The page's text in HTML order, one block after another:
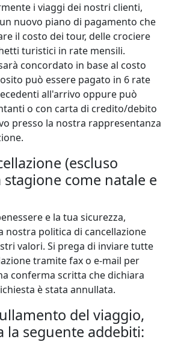
i viaggi dei nostri clienti,
nuovo piano di pagamento che
il costo dei tour, delle crociere
turistici in rate mensili.
concordato in base al costo
può essere pagato in 6 rate
all'arrivo oppure può
o con carta di credito/debito
presso la nostra rappresentanza
(escluso
come natale e
e la tua sicurezza,
nostra politica di cancellazione
valori. Si prega di inviare tutte
tramite fax o e-mail per
conferma scritta che dichiara
è stata annullata.
del viaggio,
la seguente addebiti: